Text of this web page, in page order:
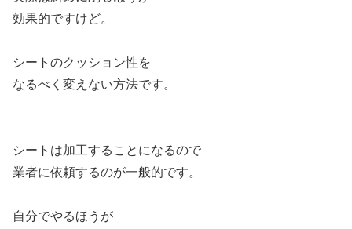
効果的ですけど。
シートのクッション性を
なるべく変えない方法です。
シートは加工することになるので
業者に依頼するのが一般的です。
自分でやるほうが